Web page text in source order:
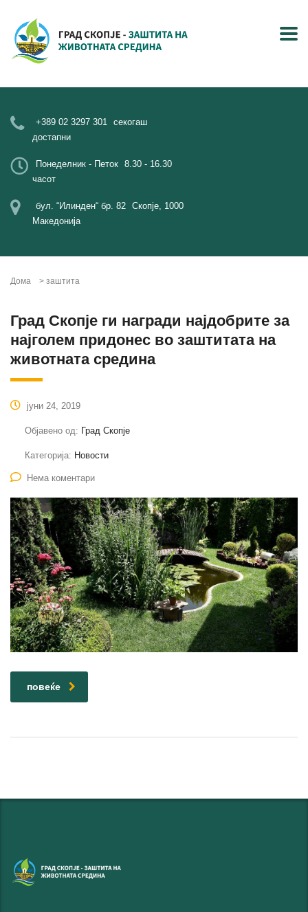
+389 02 3297 301 секогаш
достапни
Понеделник - Петок 8.30 - 16.30
часот
бул. “Илинден“ бр. 82 Скопје, 1000
Македонија
Дома > заштита
Град Скопје ги награди најдобрите за
најголем придонес во заштитата на
животната средина
јуни 24, 2019
Објавено од: Град Скопје
Категорија: Новости
Нема коментари
повеќе